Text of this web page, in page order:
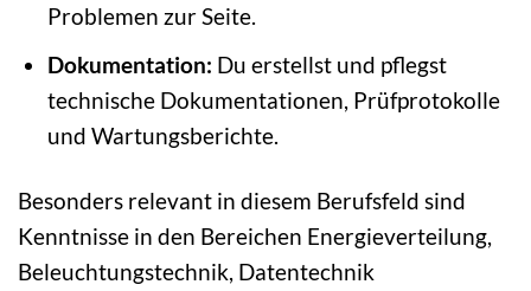
Problemen zur Seite.
Dokumentation: Du erstellst und pflegst
technische Dokumentationen, Prüfprotokolle
und Wartungsberichte.
Besonders relevant in diesem Berufsfeld sind
Kenntnisse in den Bereichen Energieverteilung,
Beleuchtungstechnik, Datentechnik